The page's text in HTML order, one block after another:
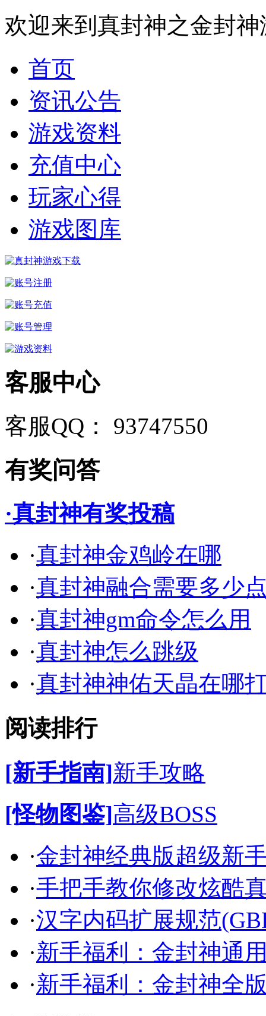
欢迎来到真封神之金封
首页
资讯公告
游戏资料
充值中心
玩家心得
游戏图库
客服中心
客服QQ： 93747550
有奖问答
·真封神有奖投稿
·真封神金鸡岭在哪
·真封神融合需要多少
·真封神gm命令怎么用
·真封神怎么跳级
·真封神神佑天晶在哪
阅读排行
[新手指南]新手攻略
[怪物图鉴]高级BOSS
·金封神经典版超级新
·手把手教你修改炫酷
·汉字内码扩展规范
·新手福利：金封神通
·新手福利：金封神全